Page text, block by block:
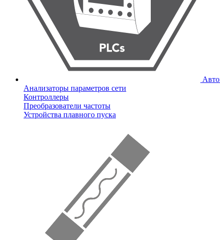
Анализаторы параметров сети
Контроллеры
Преобразователи частоты
Устройства плавного пуска